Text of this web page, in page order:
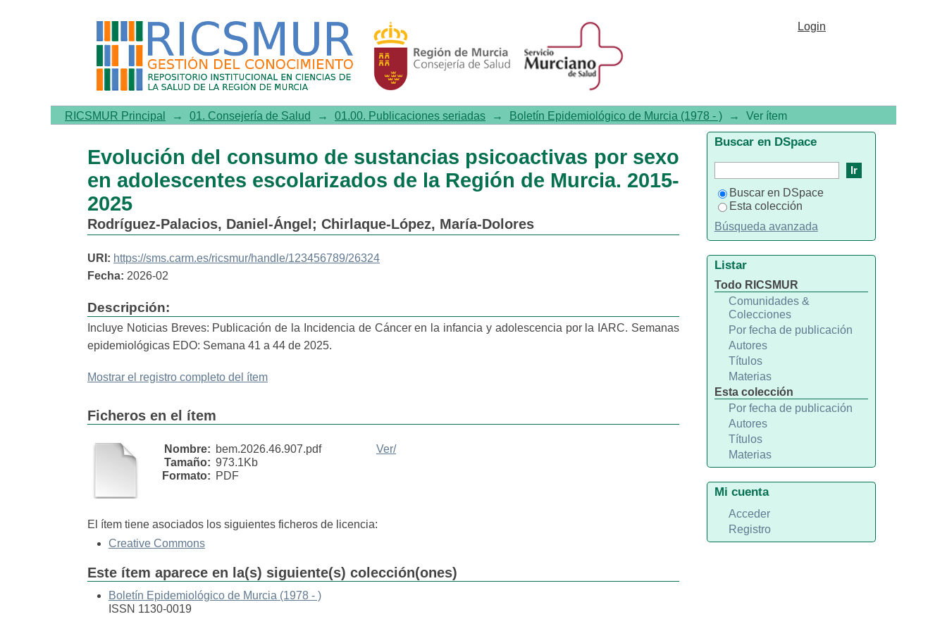
Evolución del consumo de sustancias psicoactivas por sexo en adolescentes
escolarizados de la Región de Murcia. 2015-2025
Login
RICSMUR Principal → 01. Consejería de Salud → 01.00. Publicaciones seriadas → Boletín Epidemiológico de Murcia (1978 - ) → Ver ítem
Evolución del consumo de sustancias psicoactivas por sexo
en adolescentes escolarizados de la Región de Murcia. 2015-
2025
Rodríguez-Palacios, Daniel-Ángel ; Chirlaque-López, María-Dolores
URI: https://sms.carm.es/ricsmur/handle/123456789/26324
Fecha: 2026-02
Descripción:
Incluye Noticias Breves: Publicación de la Incidencia de Cáncer en la infancia y adolescencia por la IARC. Semanas
epidemiológicas EDO: Semana 41 a 44 de 2025.
Mostrar el registro completo del ítem
Ficheros en el ítem
Nombre: bem.2026.46.907.pdf
Tamaño: 973.1Kb
Formato: PDF
Ver/
El ítem tiene asociados los siguientes ficheros de licencia:
Creative Commons
Este ítem aparece en la(s) siguiente(s) colección(ones)
Boletín Epidemiológico de Murcia (1978 - )
ISSN 1130-0019
Buscar en DSpace
Buscar en DSpace
Esta colección
Búsqueda avanzada
Listar
Todo RICSMUR
Comunidades &
Colecciones
Por fecha de publicación
Autores
Títulos
Materias
Esta colección
Por fecha de publicación
Autores
Títulos
Materias
Mi cuenta
Acceder
Registro